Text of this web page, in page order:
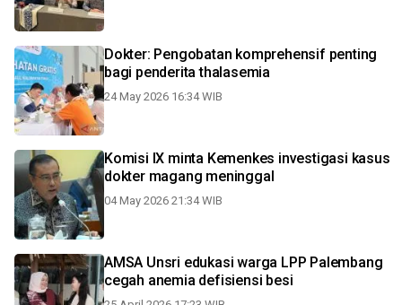
Dokter: Pengobatan komprehensif penting
bagi penderita thalasemia
24 May 2026 16:34 WIB
Komisi IX minta Kemenkes investigasi kasus
dokter magang meninggal
04 May 2026 21:34 WIB
AMSA Unsri edukasi warga LPP Palembang
cegah anemia defisiensi besi